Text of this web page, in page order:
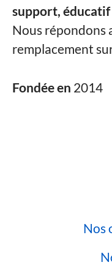
support, éducatif
Nous répondons
remplacement
Fondée en 2014
Nos